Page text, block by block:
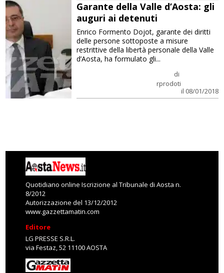
Garante della Valle d’Aosta: gli
auguri ai detenuti
di
rprodoti
il 08/01/2018
Enrico Formento Dojot, garante dei diritti
delle persone sottoposte a misure
restrittive della libertà personale della Valle
d’Aosta, ha formulato gli...
Quotidiano online Iscrizione al Tribunale di Aosta n.
8/2012
Autorizzazione del 13/12/2012
www.gazzettamatin.com
Editore
LG PRESSE S.R.L.
via Festaz, 52 11100 AOSTA